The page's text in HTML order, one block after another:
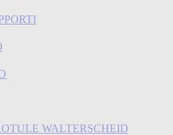
WALTERSCHEID